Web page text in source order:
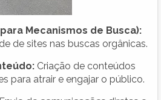
Mecanismos de Busca):
de sites nas buscas orgânicas.
Criação de conteúdos
para atrair e engajar o público.